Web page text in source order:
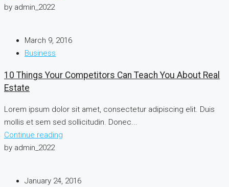
by admin_2022
March 9, 2016
Business
10 Things Your Competitors Can Teach You About Real
Estate
Lorem ipsum dolor sit amet, consectetur adipiscing elit. Duis
mollis et sem sed sollicitudin. Donec...
Continue reading
by admin_2022
January 24, 2016